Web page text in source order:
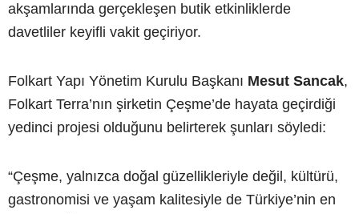
akşamlarında gerçekleşen butik etkinliklerde
davetliler keyifli vakit geçiriyor.
Folkart Yapı Yönetim Kurulu Başkanı Mesut Sancak,
Folkart Terra’nın şirketin Çeşme’de hayata geçirdiği
yedinci projesi olduğunu belirterek şunları söyledi:
“Çeşme, yalnızca doğal güzellikleriyle değil, kültürü,
gastronomisi ve yaşam kalitesiyle de Türkiye’nin en